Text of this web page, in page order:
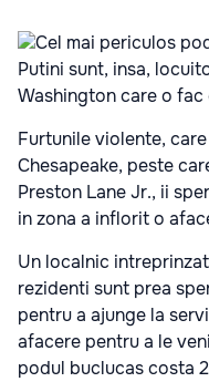
Putini sunt, insa,
Washington care o fac
Furtunile violente,
Chesapeake, peste
Preston Lane Jr., ii
in zona a inflorit o
Un localnic
rezidenti sunt prea
pentru a ajunge la
afacere pentru a le
podul buclucas costa